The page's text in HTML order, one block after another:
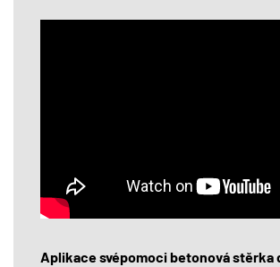
Aplikace svépomoci betonová stěrka